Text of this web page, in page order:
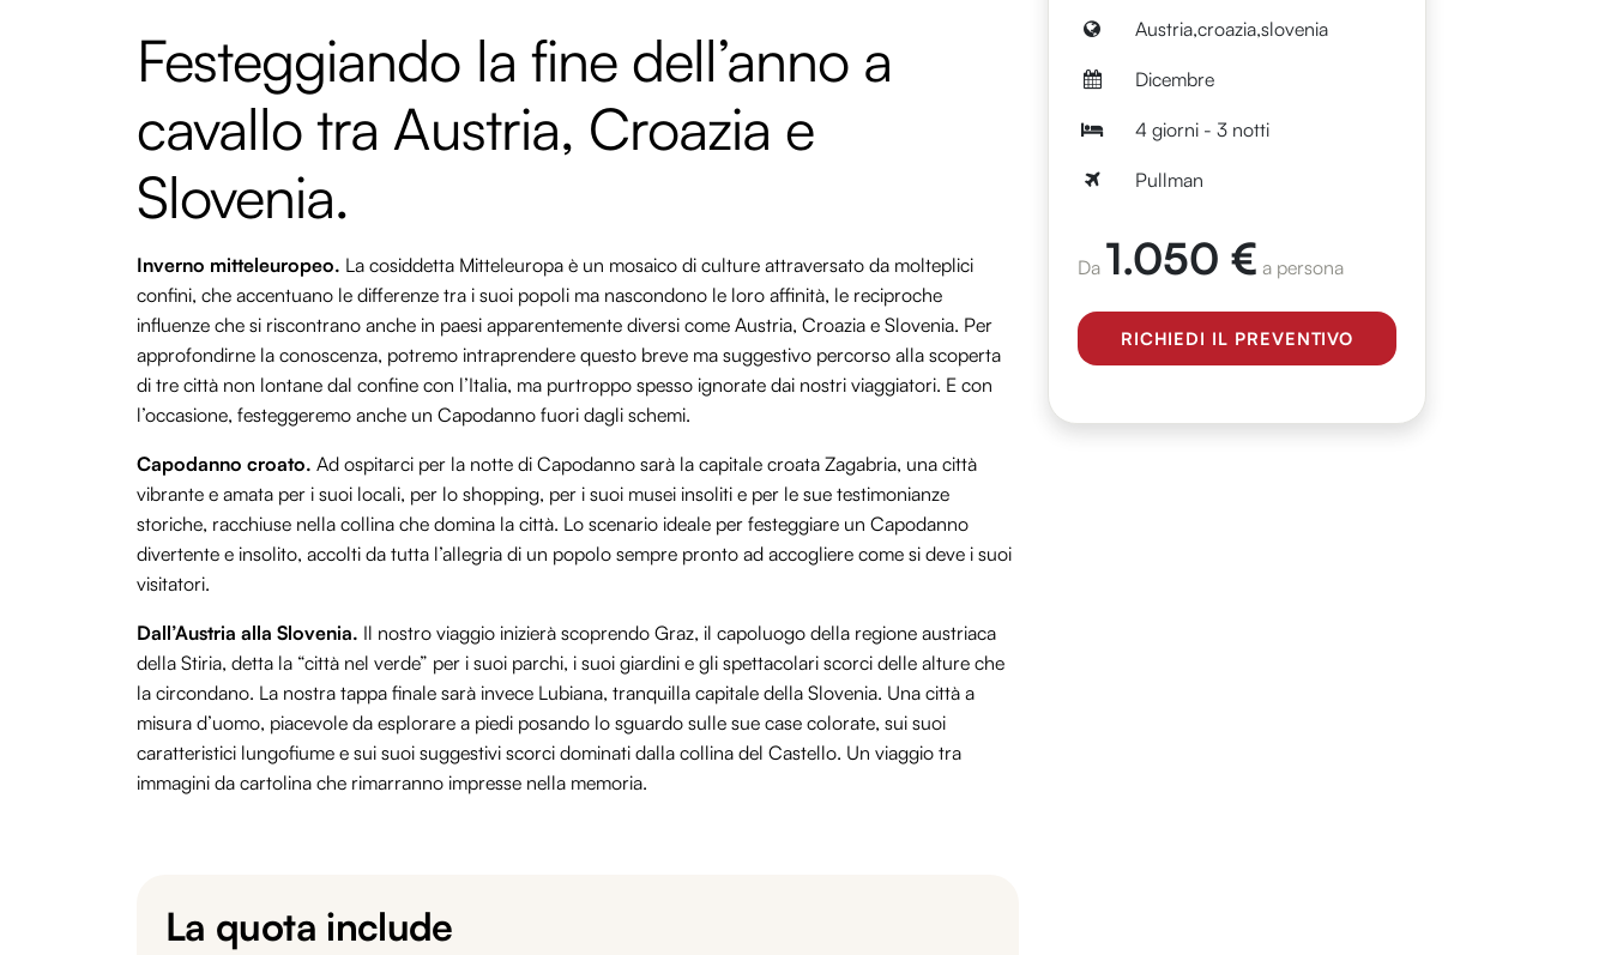
Festeggiando la fine dell’anno a
cavallo tra Austria, Croazia e
Slovenia.
Inverno mitteleuropeo. La cosiddetta Mitteleuropa è un mosaico di culture attraversato da molteplici
confini, che accentuano le differenze tra i suoi popoli ma nascondono le loro affinità, le reciproche
influenze che si riscontrano anche in paesi apparentemente diversi come Austria, Croazia e Slovenia. Per
approfondirne la conoscenza, potremo intraprendere questo breve ma suggestivo percorso alla scoperta
di tre città non lontane dal confine con l’Italia, ma purtroppo spesso ignorate dai nostri viaggiatori. E con
l’occasione, festeggeremo anche un Capodanno fuori dagli schemi.
Capodanno croato. Ad ospitarci per la notte di Capodanno sarà la capitale croata Zagabria, una città
vibrante e amata per i suoi locali, per lo shopping, per i suoi musei insoliti e per le sue testimonianze
storiche, racchiuse nella collina che domina la città. Lo scenario ideale per festeggiare un Capodanno
divertente e insolito, accolti da tutta l’allegria di un popolo sempre pronto ad accogliere come si deve i suoi
visitatori.
Dall’Austria alla Slovenia. Il nostro viaggio inizierà scoprendo Graz, il capoluogo della regione austriaca
della Stiria, detta la “città nel verde” per i suoi parchi, i suoi giardini e gli spettacolari scorci delle alture che
la circondano. La nostra tappa finale sarà invece Lubiana, tranquilla capitale della Slovenia. Una città a
misura d’uomo, piacevole da esplorare a piedi posando lo sguardo sulle sue case colorate, sui suoi
caratteristici lungofiume e sui suoi suggestivi scorci dominati dalla collina del Castello. Un viaggio tra
immagini da cartolina che rimarranno impresse nella memoria.
La quota include
Austria,croazia,slovenia
Dicembre
4 giorni - 3 notti
Pullman
Da 1.050 € a persona
RICHIEDI IL PREVENTIVO